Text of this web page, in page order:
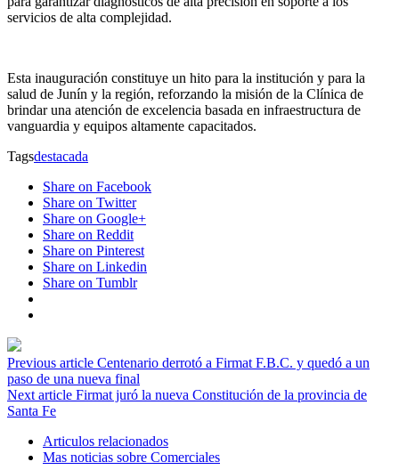
servicios de alta complejidad.
Esta inauguración constituye un hito para la institución y para la
salud de Junín y la región, reforzando la misión de la Clínica de
brindar una atención de excelencia basada en infraestructura de
vanguardia y equipos altamente capacitados.
Tagsdestacada
Share on Facebook
Share on Twitter
Share on Google+
Share on Reddit
Share on Pinterest
Share on Linkedin
Share on Tumblr
Previous article Centenario derrotó a Firmat F.B.C. y quedó a un
paso de una nueva final
Next article Firmat juró la nueva Constitución de la provincia de
Santa Fe
Articulos relacionados
Mas noticias sobre Comerciales